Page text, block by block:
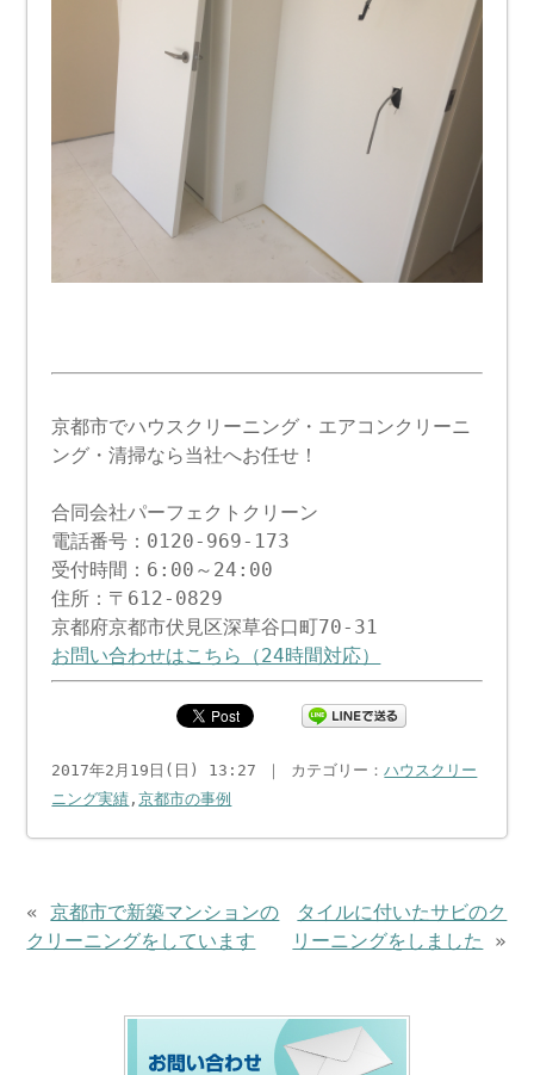
京都市でハウスクリーニング・エアコンクリーニ
ング・清掃なら当社へお任せ！
合同会社パーフェクトクリーン
電話番号：0120-969-173
受付時間：6:00～24:00
住所：〒612-0829
京都府京都市伏見区深草谷口町70-31
お問い合わせはこちら（24時間対応）
2017年2月19日(日) 13:27 ｜ カテゴリー：ハウスクリー
ニング実績 ,京都市の事例
«京都市で新築マンションの
クリーニングをしています
タイルに付いたサビのク
リーニングをしました
»